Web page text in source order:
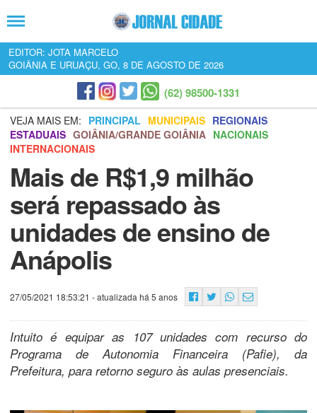
EDITOR: JOTA MARCELO
GOIÂNIA E URUAÇU, GO, 8 DE AGOSTO DE 2026
(62) 98500-1331
VEJA MAIS EM: PRINCIPAL MUNICIPAIS REGIONAIS
ESTADUAIS GOIÂNIA/GRANDE GOIÂNIA NACIONAIS
INTERNACIONAIS
Mais de R$1,9 milhão
será repassado às
unidades de ensino de
Anápolis
27/05/2021 18:53:21 - atualizada há 5 anos
Intuito é equipar as 107 unidades com recurso do
Programa de Autonomia Financeira (Pafie), da
Prefeitura, para retorno seguro às aulas presenciais.